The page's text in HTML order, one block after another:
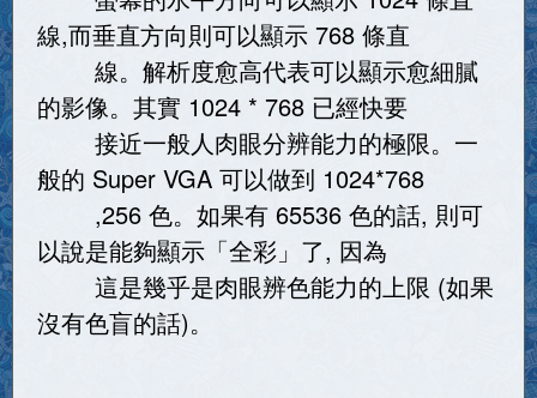
線,而垂直方向則可以顯示 768 條直
線。解析度愈高代表可以顯示愈細膩
的影像。其實 1024 * 768 已經快要
接近一般人肉眼分辨能力的極限。一
般的 Super VGA 可以做到 1024*768
,256 色。如果有 65536 色的話, 則可
以說是能夠顯示「全彩」了, 因為
這是幾乎是肉眼辨色能力的上限 (如果
沒有色盲的話)。